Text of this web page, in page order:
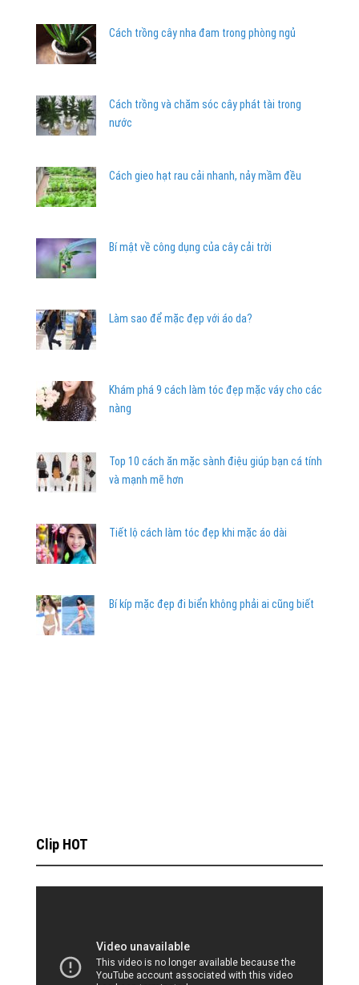
Cách trồng cây nha đam trong phòng ngủ
Cách trồng và chăm sóc cây phát tài trong
nước
Cách gieo hạt rau cải nhanh, nảy mầm đều
Bí mật về công dụng của cây cải trời
Làm sao để mặc đẹp với áo da?
Khám phá 9 cách làm tóc đẹp mặc váy cho các
nàng
Top 10 cách ăn mặc sành điệu giúp bạn cá tính
và mạnh mẽ hơn
Tiết lộ cách làm tóc đẹp khi mặc áo dài
Bí kíp mặc đẹp đi biển không phải ai cũng biết
Clip HOT